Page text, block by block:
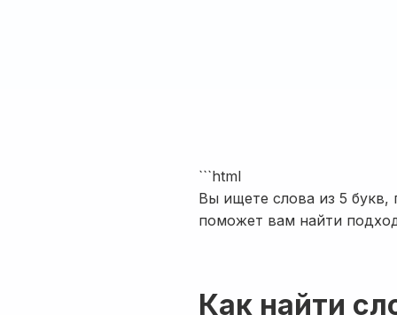
```html
Вы ищете слова из 5 букв,
поможет вам найти
Как найти